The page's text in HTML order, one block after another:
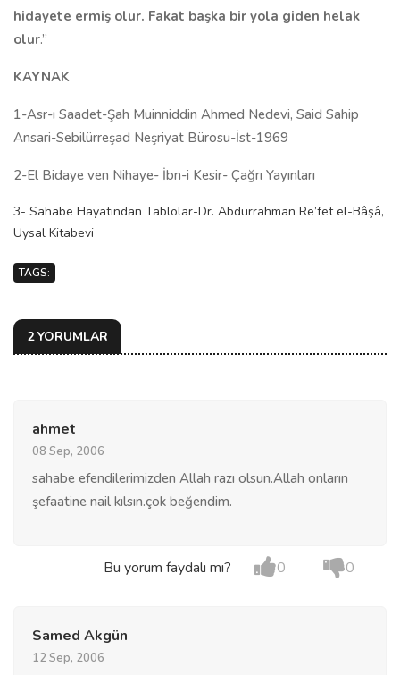
hidayete ermiş olur. Fakat başka bir yola giden helak
olur.”
KAYNAK
1-Asr-ı Saadet-Şah Muinniddin Ahmed Nedevi, Said Sahip
Ansari-Sebilürreşad Neşriyat Bürosu-İst-1969
2-El Bidaye ven Nihaye- İbn-i Kesir- Çağrı Yayınları
3- Sahabe Hayatından Tablolar-Dr. Abdurrahman Re’fet el-Bâşâ,
Uysal Kitabevi
TAGS:
2 YORUMLAR
ahmet
08 Sep, 2006
sahabe efendilerimizden Allah razı olsun.Allah onların
şefaatine nail kılsın.çok beğendim.
Bu yorum faydalı mı? 0 0
Samed Akgün
12 Sep, 2006